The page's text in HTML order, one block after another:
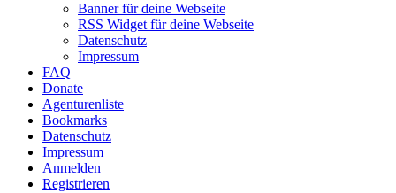
Banner für deine Webseite
RSS Widget für deine Webseite
Datenschutz
Impressum
FAQ
Donate
Agenturenliste
Bookmarks
Datenschutz
Impressum
Anmelden
Registrieren